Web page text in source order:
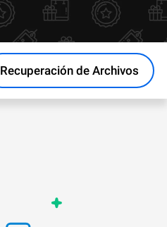
Recuperación de Archivos